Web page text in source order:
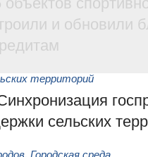
и обновили
территорий
сельских
Городская среда